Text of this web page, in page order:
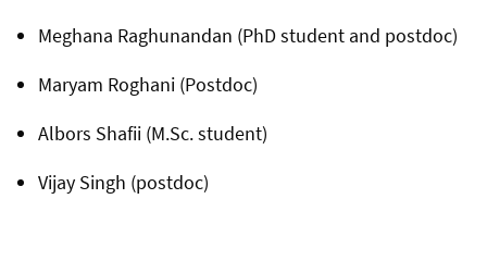
Meghana Raghunandan (PhD student and postdoc)
Maryam Roghani (Postdoc)
Albors Shafii (M.Sc. student)
Vijay Singh (postdoc)